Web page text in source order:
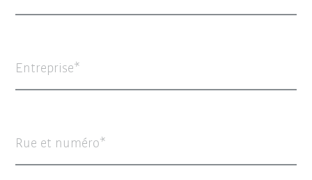
Entreprise
Rue et numéro